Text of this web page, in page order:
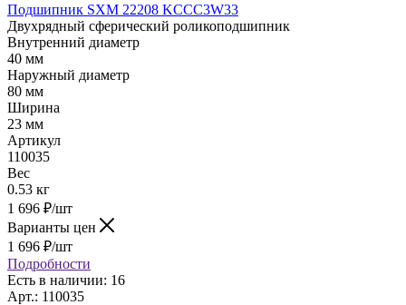
Подшипник SXM 22208 KCCC3W33
Двухрядный сферический роликоподшипник
Внутренний диаметр
40 мм
Наружный диаметр
80 мм
Ширина
23 мм
Артикул
110035
Вес
0.53 кг
1 696 ₽/шт
Варианты цен
1 696 ₽/шт
Подробности
Есть в наличии: 16
Арт.: 110035